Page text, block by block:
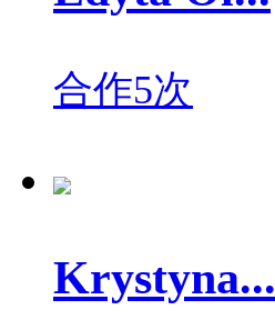
合作5次
Krystyna...